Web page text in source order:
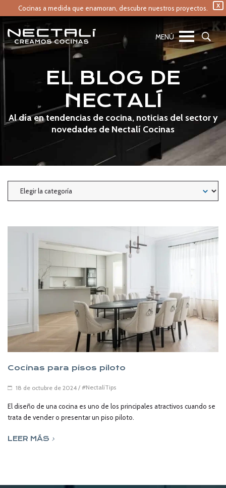
X
Cocinas a medida que enamoran, descubre nuestros proyectos.
EL BLOG DE
NECTALÍ
Al día en tendencias de cocina, noticias del sector y
novedades de Nectalí Cocinas
Cocinas para pisos piloto
18 de octubre de 2024 / #NectalíTips
El diseño de una cocina es uno de los principales atractivos cuando se
trata de vender o presentar un piso piloto.
LEER MÁS